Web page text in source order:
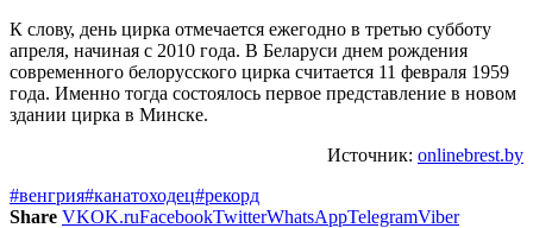
К слову, день цирка отмечается ежегодно в третью субботу
апреля, начиная с 2010 года. В Беларуси днем рождения
современного белорусского цирка считается 11 февраля 1959
года. Именно тогда состоялось первое представление в новом
здании цирка в Минске.
Источник: onlinebrest.by
#венгрия#канатоходец#рекорд
Share VKOK.ruFacebookTwitterWhatsAppTelegramViber